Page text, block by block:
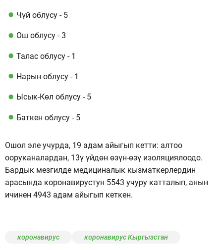
Чүй облусу - 5
Ош облусу - 3
Талас облусу - 1
Нарын облусу - 1
Ысык-Көл облусу - 5
Баткен облусу - 5
Ошол эле учурда, 19 адам айыгып кетти: алтоо
ооруканалардан, 13ү үйдөн өзүн-өзү изоляциялоодо.
Бардык мезгилде медициналык кызматкерлердин
арасында коронавирустун 5543 учуру катталып, анын
ичинен 4943 адам айыгып кеткен.
коронавирус коронавирус Кыргызстан